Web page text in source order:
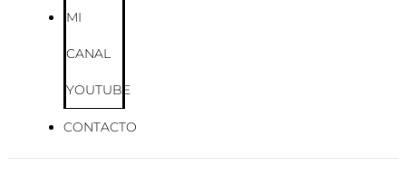
MI
CANAL
YOUTUBE
CONTACTO